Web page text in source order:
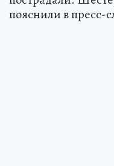
пояснили в пресс-